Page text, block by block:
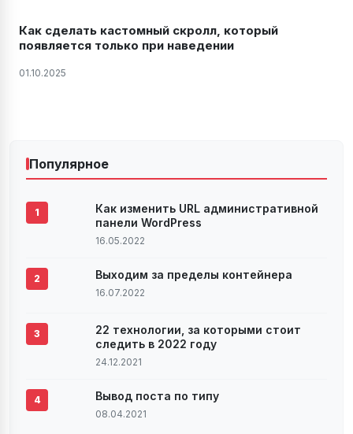
Как сделать кастомный скролл, который
появляется только при наведении
01.10.2025
Популярное
1
Как изменить URL административной
панели WordPress
16.05.2022
2 Выходим за пределы контейнера
16.07.2022
3
22 технологии, за которыми стоит
следить в 2022 году
24.12.2021
4 Вывод поста по типу
08.04.2021